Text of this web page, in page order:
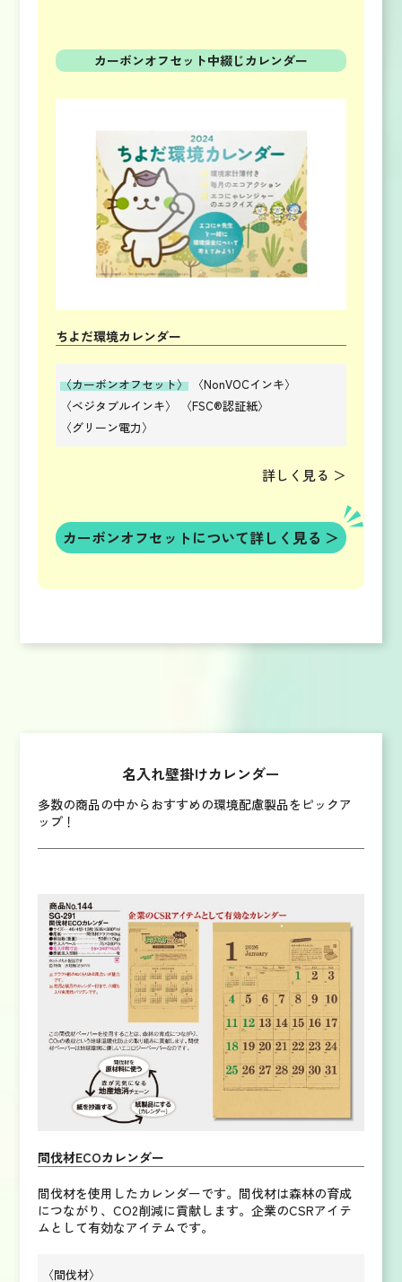
カーボンオフセット中綴じカレンダー
ちよだ環境カレンダー
〈カーボンオフセット〉
〈NonVOCインキ〉
〈ベジタブルインキ〉
〈FSC®認証紙〉
〈グリーン電力〉
詳しく見る ＞
カーボンオフセットについて詳しく見る ＞
名入れ壁掛けカレンダー
多数の商品の中からおすすめの環境配慮製品をピックア
ップ！
間伐材ECOカレンダー
間伐材を使用したカレンダーです。 間伐材は森林の育成
につながり、CO2削減に貢献します。企業のCSRアイテ
ムとして有効なアイテムです。
〈間伐材〉